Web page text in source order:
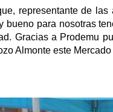
representante de
bueno para nosotras
Gracias a Prodemu
Almonte este Mercado